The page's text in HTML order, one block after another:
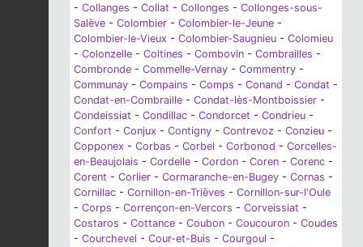
- Collanges - Collat - Collonges - Collonges-sous-
Salève - Colombier - Colombier-le-Jeune -
Colombier-le-Vieux - Colombier-Saugnieu - Colomieu
- Colonzelle - Coltines - Combovin - Combrailles -
Combronde - Commelle-Vernay - Commentry -
Communay - Compains - Comps - Conand - Condat -
Condat-en-Combraille - Condat-lès-Montboissier -
Condeissiat - Condillac - Condorcet - Condrieu -
Confort - Conjux - Contigny - Contrevoz - Conzieu -
Copponex - Corbas - Corbel - Corbonod - Corcelles-
en-Beaujolais - Cordelle - Cordon - Coren - Corenc -
Corent - Corlier - Cormaranche-en-Bugey - Cornas -
Cornillac - Cornillon-en-Trièves - Cornillon-sur-l'Oule
- Corps - Corrençon-en-Vercors - Corveissiat -
Costaros - Cottance - Coubon - Coucouron - Coudes
- Courchevel - Cour-et-Buis - Courgoul -